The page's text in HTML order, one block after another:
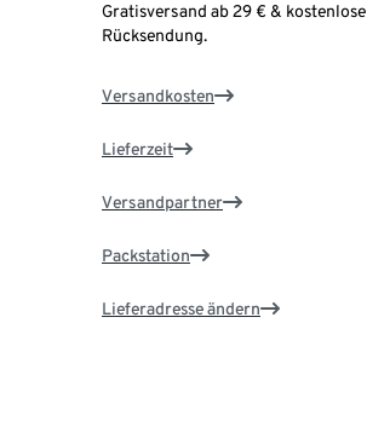
Gratisversand ab 29 € & kostenlose
Rücksendung.
Versandkosten
Lieferzeit
Versandpartner
Packstation
Lieferadresse ändern